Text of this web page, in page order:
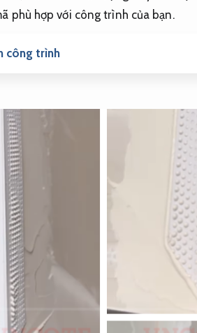
phù hợp với công trình của bạn.
công trình